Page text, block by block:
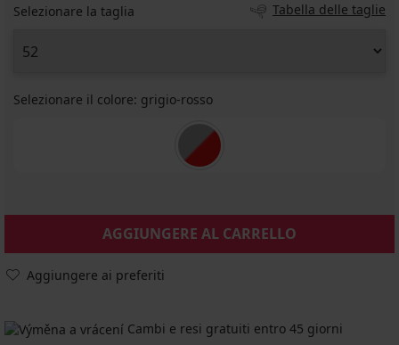
Selezionare la taglia Tabella delle taglie
Selezionare il colore: grigio-rosso
AGGIUNGERE AL CARRELLO
Aggiungere ai preferiti
Cambi e resi gratuiti entro 45 giorni